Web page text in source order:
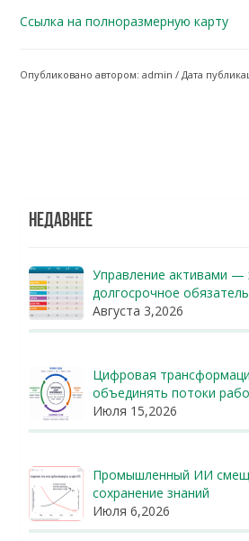
Ссылка на полноразмерную карту
Опубликовано автором: admin / Дата
НЕДАВНЕЕ
Управление активами —
долгосрочное
Августа 3,2026
Цифровая
объединять потоки
Июля 15,2026
Промышленный ИИ
сохранение знаний
Июля 6,2026